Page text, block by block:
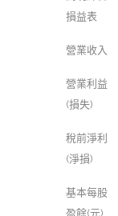
損益表
營業收入
營業利益
(損失)
稅前淨利
(淨損)
基本每股
盈餘(元)